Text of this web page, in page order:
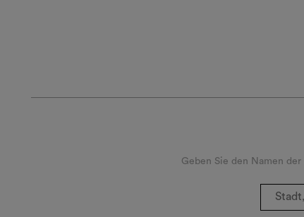
Geben Sie den Namen